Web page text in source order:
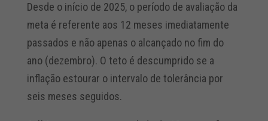
Desde o início de 2025, o período de avaliação da
meta é referente aos 12 meses imediatamente
passados e não apenas o alcançado no fim do
ano (dezembro). O teto é descumprido se a
inflação estourar o intervalo de tolerância por
seis meses seguidos.